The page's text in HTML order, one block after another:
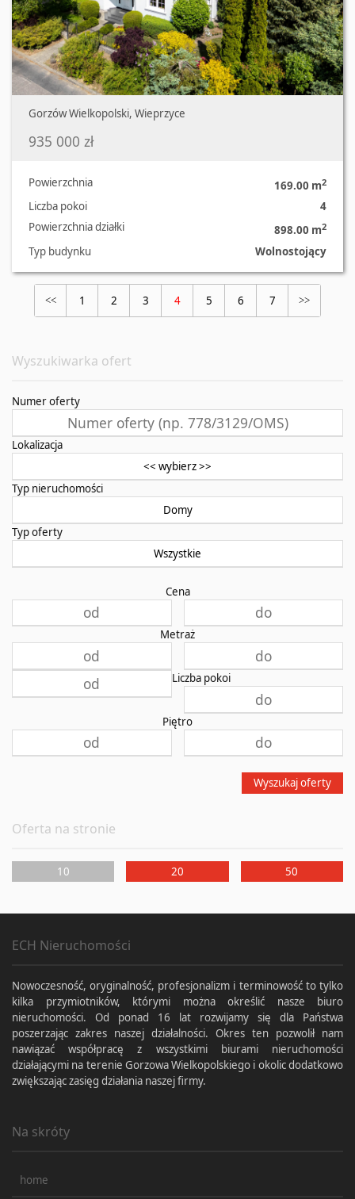
Gorzów Wielkopolski, Wieprzyce
935 000 zł
Powierzchnia 169.00 m2
Liczba pokoi
4
Powierzchnia działki
898.00 m2
Typ budynku Wolnostojący
<< 1 2 3 4 5 6 7 >>
Wyszukiwarka ofert
Numer oferty
Lokalizacja
<< wybierz >>
Typ nieruchomości
Domy
Typ oferty
Wszystkie
Cena
Metraż
Liczba pokoi
Piętro
Wyszukaj oferty
Oferta na stronie
10 20 50
ECH Nieruchomości
Nowoczesność, oryginalność, profesjonalizm i terminowość to tylko
kilka przymiotników, którymi można określić nasze biuro
nieruchomości. Od ponad 16 lat rozwijamy się dla Państwa
poszerzając zakres naszej działalności. Okres ten pozwolił nam
nawiązać współpracę z wszystkimi biurami nieruchomości
działającymi na terenie Gorzowa Wielkopolskiego i okolic dodatkowo
zwiększając zasięg działania naszej firmy.
Na skróty
home